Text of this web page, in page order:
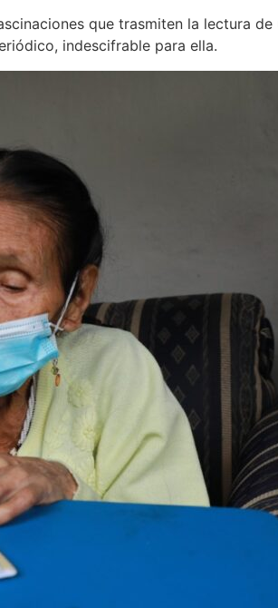
que trasmiten la lectura de
indescifrable para ella.